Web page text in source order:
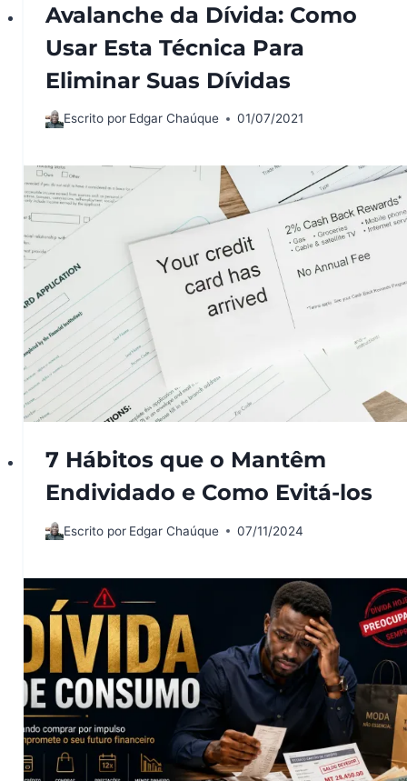
Avalanche da Dívida: Como
Usar Esta Técnica Para
Eliminar Suas Dívidas
Escrito por Edgar Chaúque 01/07/2021
7 Hábitos que o Mantêm
Endividado e Como Evitá-los
Escrito por Edgar Chaúque 07/11/2024